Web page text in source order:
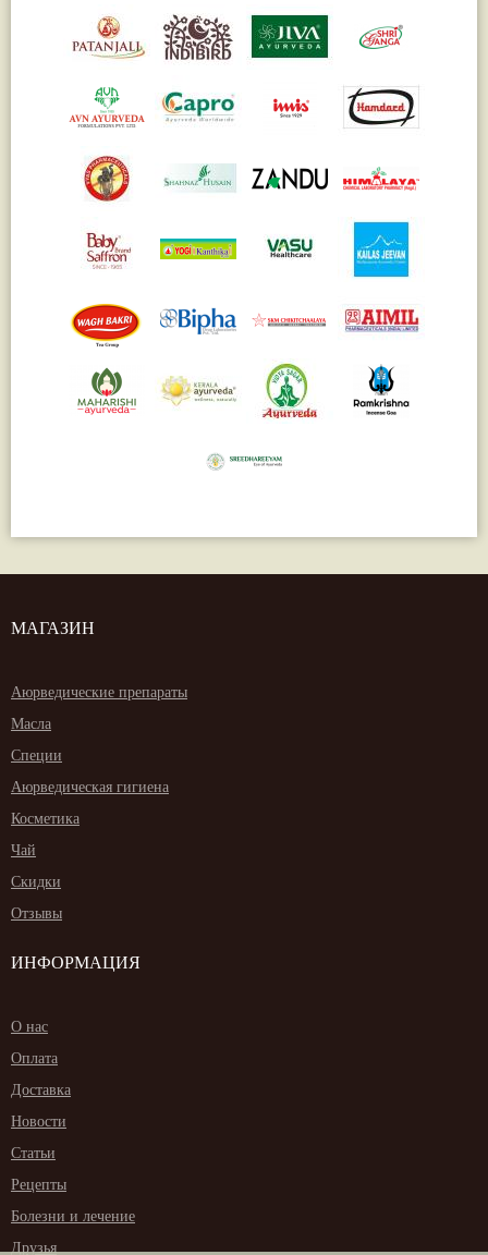
МАГАЗИН
Аюрведические препараты
Масла
Специи
Аюрведическая гигиена
Косметика
Чай
Скидки
Отзывы
ИНФОРМАЦИЯ
О нас
Оплата
Доставка
Новости
Статьи
Рецепты
Болезни и лечение
Друзья